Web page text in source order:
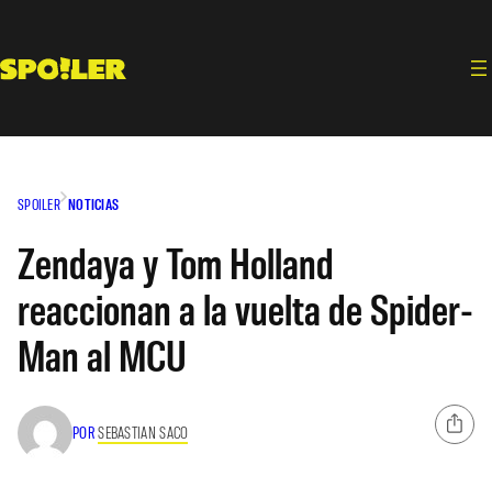
contenido
SPOILER NOTICIAS
Zendaya y Tom Holland
reaccionan a la vuelta de Spider-
Man al MCU
PORSEBASTIAN SACO